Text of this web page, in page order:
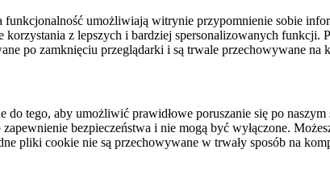
funkcjonalność umożliwiają witrynie przypomnienie sobie
korzystania z lepszych i bardziej spersonalizowanych
po zamknięciu przeglądarki i są trwale przechowywane na
do tego, aby umożliwić prawidłowe poruszanie się po
bezpieczeństwa i nie mogą być wyłączone.
pliki cookie nie są przechowywane w trwały sposób na